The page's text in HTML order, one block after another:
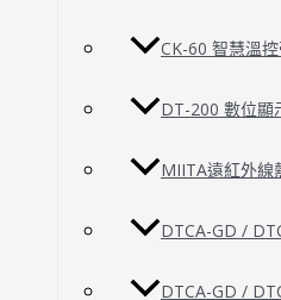
CK-60 智慧溫
DT-200 數位顯
MIITA遠紅外線
DTCA-GD /
DTCA-GD /